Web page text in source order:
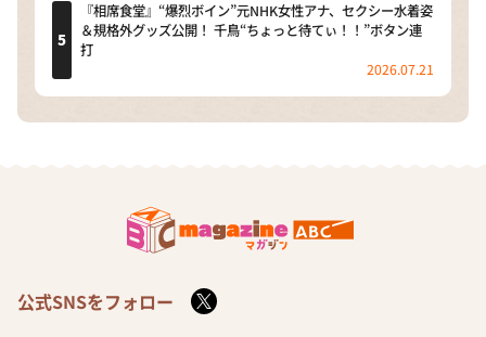
『相席食堂』“爆烈ボイン”元NHK女性アナ、セクシー水着姿
＆規格外グッズ公開！ 千鳥“ちょっと待てぃ！！”ボタン連
打
2026.07.21
公式SNSをフォロー